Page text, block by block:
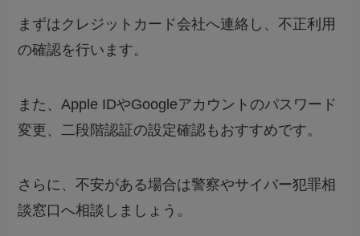
まずはクレジットカード会社へ連絡し、不正利用
の確認を行います。
また、Apple IDやGoogleアカウントのパスワード
変更、二段階認証の設定確認もおすすめです。
さらに、不安がある場合は警察やサイバー犯罪相
談窓口へ相談しましょう。